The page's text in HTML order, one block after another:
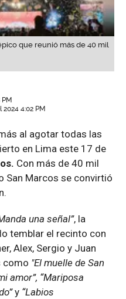
que reunió más de 40 mil
4:02 PM
al agotar todas las
en Lima este 17 de
Con más de 40 mil
San Marcos se convirtió
una señal”, la
temblar el recinto con
Alex, Sergio y Juan
como "El muelle de San
amor”, “Mariposa
y “Labios